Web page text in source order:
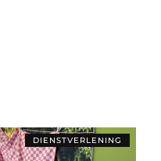
DIENSTVERLENING